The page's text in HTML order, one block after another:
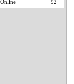
Online
92